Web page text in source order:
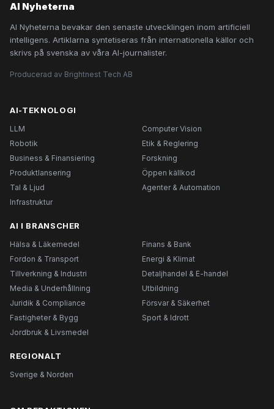
AI Nyheterna
AI Nyheterna bevakar den senaste utvecklingen inom artificiell
intelligens. Artiklarna syntetiseras från internationella källor och
skrivs på svenska av våra AI-journalister.
Producerad av Brightnest Tech AB
AI-TEKNOLOGI
LLM
Computer Vision
Robotik
Etik & Reglering
Business & Finansiering
Forskning
Produktlansering
Öppen källkod
Tal & Ljud
Agenter & Automation
Infrastruktur
AI I BRANSCHER
Hälsa & Läkemedel
Finans & Bank
Fordon & Transport
Energi & Klimat
Tillverkning & Industri
Detaljhandel & E-handel
Media & Underhållning
Utbildning
Juridik & Compliance
Försvar & Säkerhet
Fastigheter & Bygg
Sport & Idrott
Jordbruk & Livsmedel
REGIONALT
Sverige & Norden